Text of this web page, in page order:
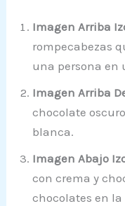
Imagen Arriba
rompecabezas
una persona en
Imagen Arriba
chocolate
blanca.
Imagen Abajo
con crema y
chocolates en